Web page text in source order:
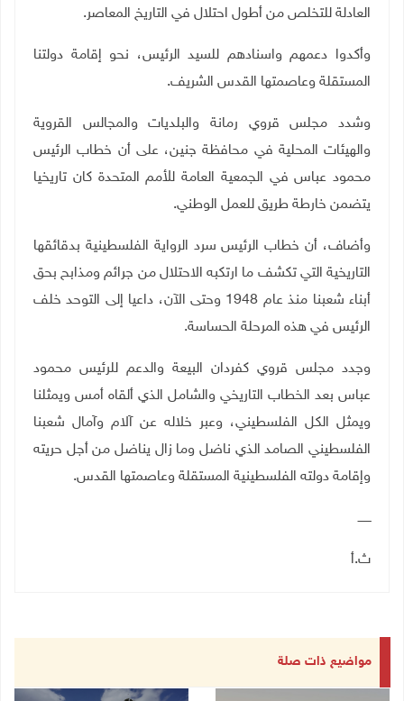
العادلة للتخلص من أطول احتلال في التاريخ المعاصر.
وأكدوا دعمهم واسنادهم للسيد الرئيس، نحو إقامة دولتنا
المستقلة وعاصمتها القدس الشريف.
وشدد مجلس قروي رمانة والبلديات والمجالس القروية
والهيئات المحلية في محافظة جنين، على أن خطاب الرئيس
محمود عباس في الجمعية العامة للأمم المتحدة كان تاريخيا
يتضمن خارطة طريق للعمل الوطني.
وأضاف، أن خطاب الرئيس سرد الرواية الفلسطينية بدقائقها
التاريخية التي تكشف ما ارتكبه الاحتلال من جرائم ومذابح بحق
أبناء شعبنا منذ عام 1948 وحتى الآن،
داعيا إلى التوحد خلف
الرئيس في هذه المرحلة الحساسة.
وجدد مجلس قروي كفردان البيعة والدعم للرئيس محمود
عباس بعد الخطاب التاريخي والشامل الذي ألقاه أمس ويمثلنا
ويمثل الكل الفلسطيني، وعبر خلاله عن آلام وآمال شعبنا
الفلسطيني الصامد الذي ناضل وما زال يناضل من أجل حريته
وإقامة دولته الفلسطينية المستقلة وعاصمتها القدس.
ـــــــ
ث.أ
مواضيع ذات صلة